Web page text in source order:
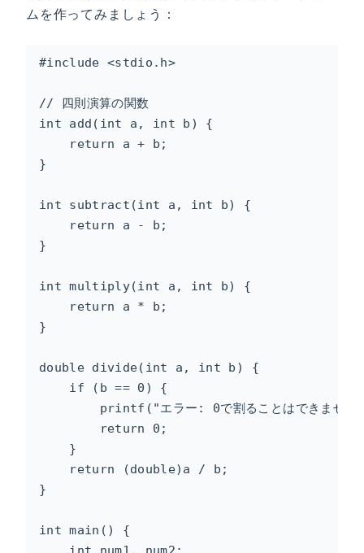
ムを作ってみましょう：
#include <stdio.h>
// 四則演算の関数
int add(int a, int b) {
    return a + b;
}
int subtract(int a, int b) {
    return a - b;
}
int multiply(int a, int b) {
    return a * b;
}
double divide(int a, int b) {
    if (b == 0) {
printf("エラー: 0で割ることはできませ
        return 0;
    }
    return (double)a / b;
}
int main() {